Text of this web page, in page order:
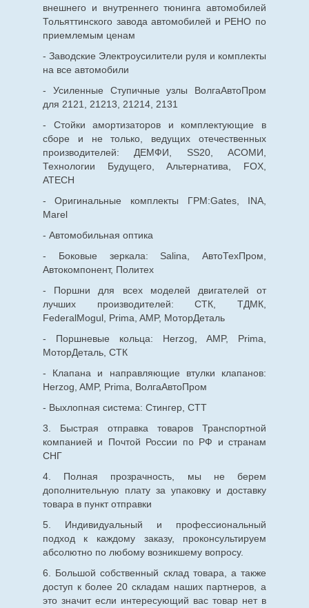
внешнего и внутреннего тюнинга автомобилей
Тольяттинского завода автомобилей и РЕНО по
приемлемым ценам
- Заводские Электроусилители руля и комплекты
на все автомобили
- Усиленные Ступичные узлы ВолгаАвтоПром
для 2121, 21213, 21214, 2131
- Стойки амортизаторов и комплектующие в
сборе и не только, ведущих отечественных
производителей: ДЕМФИ, SS20, АСОМИ,
Технологии Будущего, Альтернатива, FOX,
ATECH
- Оригинальные комплекты ГРМ:Gates, INA,
Marel
- Автомобильная оптика
- Боковые зеркала: Salina, АвтоТехПром,
Автокомпонент, Политех
- Поршни для всех моделей двигателей от
лучших производителей: СТК, ТДМК,
FederalMogul, Prima, AMP, МоторДеталь
- Поршневые кольца: Herzog, AMP, Prima,
МоторДеталь, СТК
- Клапана и направляющие втулки клапанов:
Herzog, AMP, Prima, ВолгаАвтоПром
- Выхлопная система: Стингер, СТТ
3. Быстрая отправка товаров Транспортной
компанией и Почтой России по РФ и странам
СНГ
4. Полная прозрачность, мы не берем
дополнительную плату за упаковку и доставку
товара в пункт отправки
5. Индивидуальный и профессиональный
подход к каждому заказу, проконсультируем
абсолютно по любому возникшему вопросу.
6. Большой собственный склад товара, а также
доступ к более 20 складам наших партнеров, а
это значит если интересующий вас товар нет в